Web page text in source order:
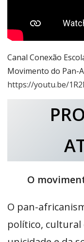
Canal Conexão
Movimento do Pan-
https://youtu.be/
O
O pan-
político, cultural